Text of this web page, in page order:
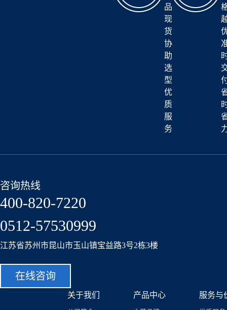
品
现
货
协
助
选
型
优
质
服
务
咨询热线
400-820-7220
0512-57530999
江苏省苏州市昆山市玉山镇宝益路3号2栋3楼
在线咨询
关于我们 产品中心 服务与